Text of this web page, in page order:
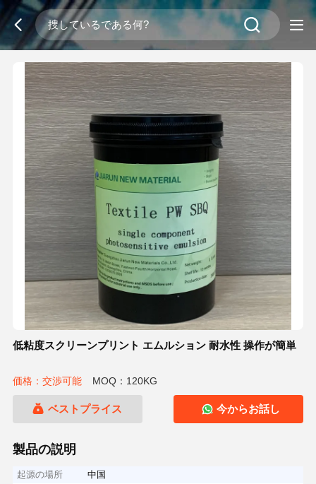
低粘度スクリーンプリント エムルション 耐水性 操作が簡単
価格：交渉可能 MOQ：120KG
ベストプライス 今からお話し
製品の説明
起源の場所
中国